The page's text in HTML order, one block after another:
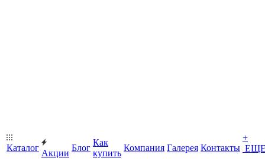
Каталог
Акции
Блог
Как
купить
Компания Галерея Контакты
+